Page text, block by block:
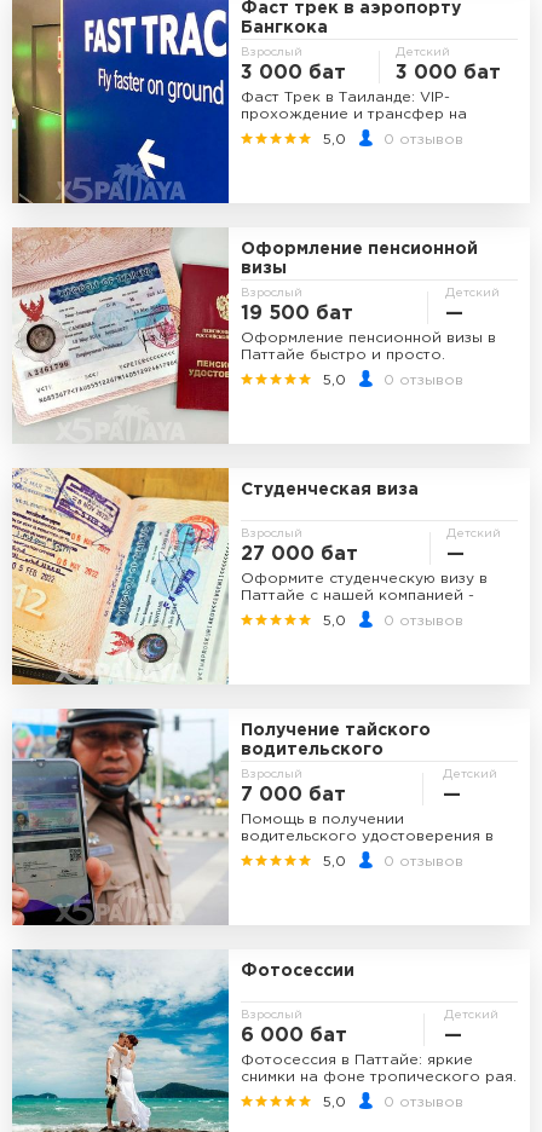
Фаст трек в аэропорту
Бангкока
Взрослый
3 000 бат
Детский
3 000 бат
Фаст Трек в Таиланде: VIP-
прохождение и трансфер на
гольф-каре
5,0 0 отзывов
Оформление пенсионной
визы
Взрослый
19 500 бат
Детский
—
Оформление пенсионной визы в
Паттайе быстро и просто.
5,0
0 отзывов
Студенческая виза
Взрослый
27 000 бат
Детский
—
Оформите студенческую визу в
Паттайе с нашей компанией -
быстро и легко!
5,0 0 отзывов
Получение тайского
водительского
удостоверения
Взрослый
7 000 бат
Детский
—
Помощь в получении
водительского удостоверения в
Паттайе.
5,0 0 отзывов
Фотосессии
Взрослый
6 000 бат
Детский
—
Фотосессия в Паттайе: яркие
снимки на фоне тропического рая.
5,0
0 отзывов